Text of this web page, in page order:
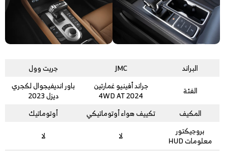
البراند JMC
جريت وول
الفئة
جراند أفينيو غمارتين
4WD AT 2024
باور انديفيجوال لكجري
ديزل 2023
المكيف
تكييف هواء أوتوماتيكي
أوتوماتيك
بروجيكتور
معلومات HUD
لا
لا